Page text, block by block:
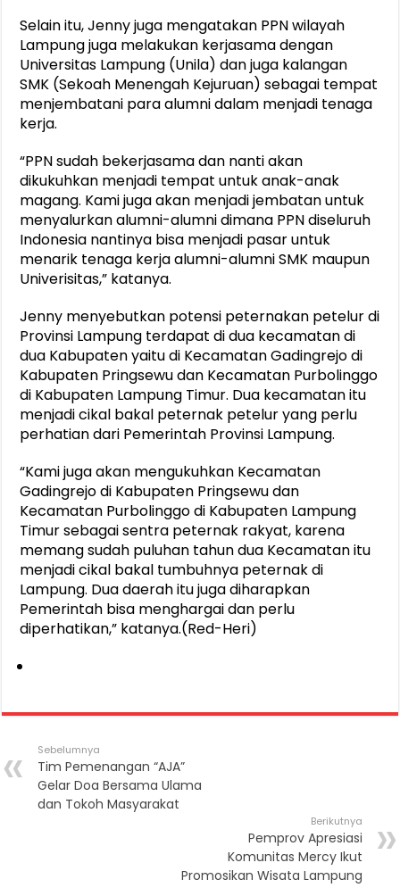
Selain itu, Jenny juga mengatakan PPN wilayah
Lampung juga melakukan kerjasama dengan
Universitas Lampung (Unila) dan juga kalangan
SMK (Sekoah Menengah Kejuruan) sebagai tempat
menjembatani para alumni dalam menjadi tenaga
kerja.
“PPN sudah bekerjasama dan nanti akan
dikukuhkan menjadi tempat untuk anak-anak
magang. Kami juga akan menjadi jembatan untuk
menyalurkan alumni-alumni dimana PPN diseluruh
Indonesia nantinya bisa menjadi pasar untuk
menarik tenaga kerja alumni-alumni SMK maupun
Univerisitas,” katanya.
Jenny menyebutkan potensi peternakan petelur di
Provinsi Lampung terdapat di dua kecamatan di
dua Kabupaten yaitu di Kecamatan Gadingrejo di
Kabupaten Pringsewu dan Kecamatan Purbolinggo
di Kabupaten Lampung Timur. Dua kecamatan itu
menjadi cikal bakal peternak petelur yang perlu
perhatian dari Pemerintah Provinsi Lampung.
“Kami juga akan mengukuhkan Kecamatan
Gadingrejo di Kabupaten Pringsewu dan
Kecamatan Purbolinggo di Kabupaten Lampung
Timur sebagai sentra peternak rakyat, karena
memang sudah puluhan tahun dua Kecamatan itu
menjadi cikal bakal tumbuhnya peternak di
Lampung. Dua daerah itu juga diharapkan
Pemerintah bisa menghargai dan perlu
diperhatikan,” katanya.(Red-Heri)
Sebelumnya
Tim Pemenangan “AJA”
Gelar Doa Bersama Ulama
dan Tokoh Masyarakat
Berikutnya
Pemprov Apresiasi
Komunitas Mercy Ikut
Promosikan Wisata Lampung